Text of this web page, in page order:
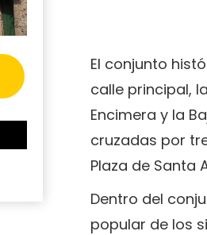
El conjunto
calle principal,
Encimera y la
cruzadas por
Plaza de Santa
Dentro del
popular de los